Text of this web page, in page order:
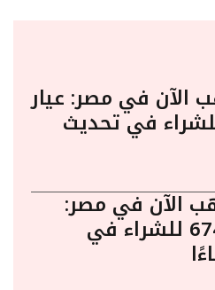
الآن في مصر: عيار
يسجل 6730 للشراء في تحديث
الآن في مصر:
عيار 24 يسجل 6745 للشراء في